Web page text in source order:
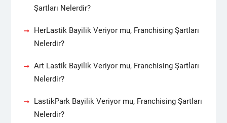
Şartları Nelerdir?
HerLastik Bayilik Veriyor mu, Franchising Şartları
Nelerdir?
Art Lastik Bayilik Veriyor mu, Franchising Şartları
Nelerdir?
LastikPark Bayilik Veriyor mu, Franchising Şartları
Nelerdir?